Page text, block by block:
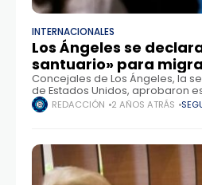
INTERNACIONALES
Los Ángeles se
santuario» para
Concejales de Los Ángeles, la
de Estados Unidos, aprobaron
a esta ciudad como "santuario"
momentos que las
REDACCIÓN 2 AÑOS ATRÁS